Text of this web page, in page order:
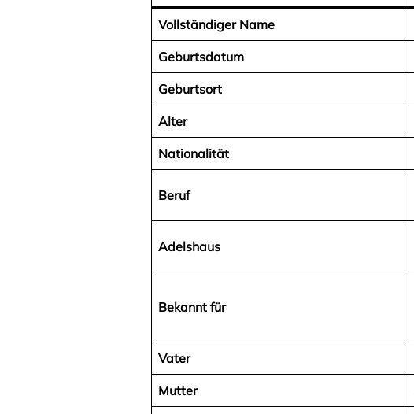
Vollständiger Name
Geburtsdatum
Geburtsort
Alter
Nationalität
Beruf
Adelshaus
Bekannt für
Vater
Mutter